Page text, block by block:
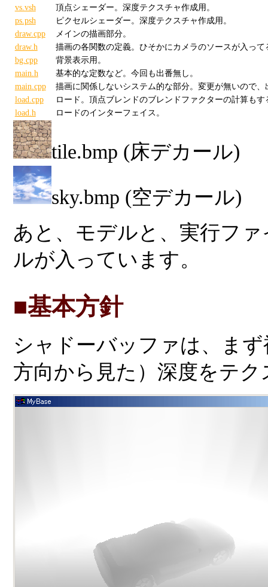
vs.vsh
頂点シェーダー。深度テクスチャ作成用。
ps.psh
ピクセルシェーダー。深度テクスチャ作成用。
draw.cpp
メインの描画部分。
draw.h
描画の各関数の定義。ひそかにカメラのソースが入って
bg.cpp
背景表示用。
main.h
基本的な定数など。今回も出番無し。
main.cpp
描画に関係しないシステム的な部分。変更が無いので、
load.cpp
ロード。頂点ブレンドのブレンドファクターの計算もす
load.h
ロードのインターフェイス。
tile.bmp (床デカール)
sky.bmp (空デカール)
あと、モデルと、実行フ
ルが入っています。
■基本方針
シャドーバッファは、ま
方向から見た）深度をテ